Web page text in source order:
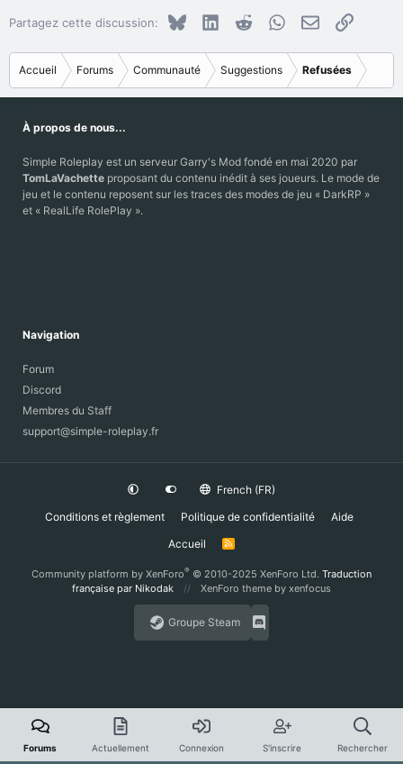
o
s
:
Partagez cette discussion: BlueskyLinkedInRedditWhatsApp
E-mailCopier
Accueil Forums Communauté Suggestions Refusées
À propos de nous...
Simple Roleplay est un serveur Garry's Mod fondé en mai 2020 par
TomLaVachette proposant du contenu inédit à ses joueurs. Le mode de
jeu et le contenu reposent sur les traces des modes de jeu « DarkRP »
et « RealLife RolePlay ».
Navigation
Forum
Discord
Membres du Staff
support@simple-roleplay.fr
French (FR)
Conditions et règlement
Politique de confidentialité
Aide
Accueil
R
Community platform by XenForo® © 2010-2025 XenForo Ltd. Traduction
française par Nikodak
XenForo theme by xenfocus
Groupe Steam
Forums Actuellement Connexion S'inscrire Rechercher